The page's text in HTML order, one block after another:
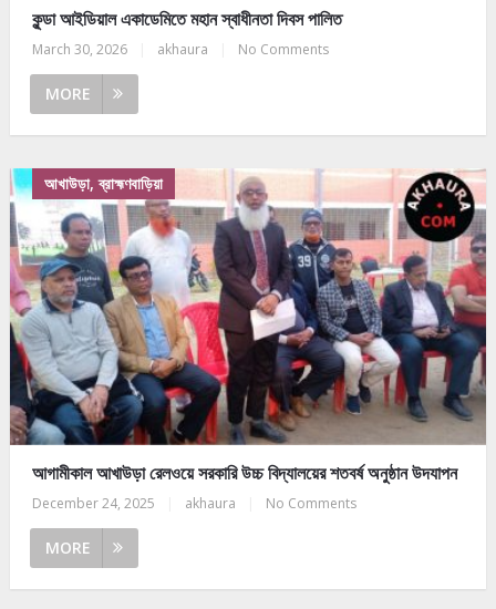
কুন্ডা আইডিয়াল একাডেমিতে মহান স্বাধীনতা দিবস পালিত
March 30, 2026 akhaura No Comments
MORE
আখাউড়া, ব্রাহ্মণবাড়িয়া
আগামীকাল আখাউড়া রেলওয়ে সরকারি উচ্চ বিদ্যালয়ের শতবর্ষ অনুষ্ঠান উদযাপন
December 24, 2025 akhaura No Comments
MORE